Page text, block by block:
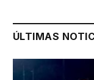
ÚLTIMAS